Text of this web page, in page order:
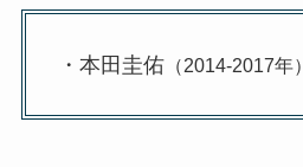
・本田圭佑（2014-2017年）